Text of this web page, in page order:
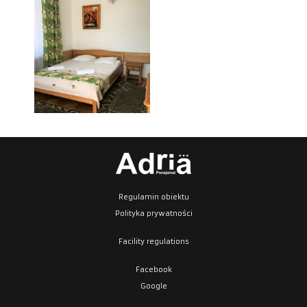
Regulamin obiektu
Polityka prywatności
Facility regulations
Facebook
Google